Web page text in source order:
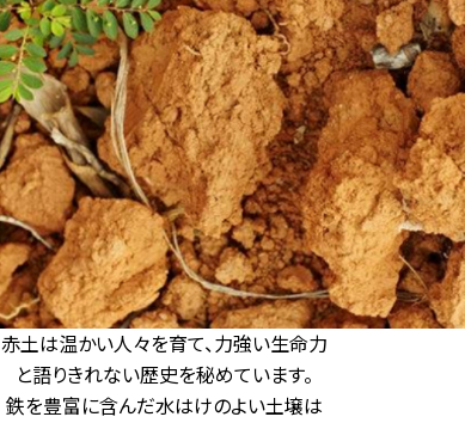
赤土は温かい人々を育て、力強い生命力
と語りきれない歴史を秘めています。
鉄を豊富に含んだ水はけのよい土壌は